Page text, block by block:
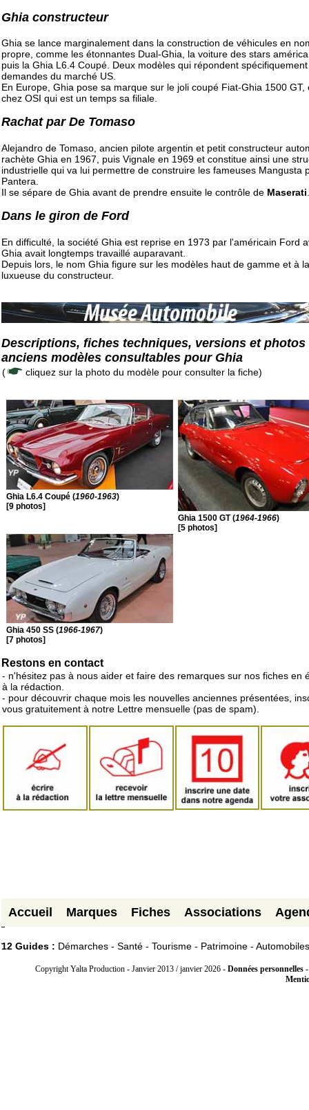
Ghia constructeur
Ghia se lance marginalement dans la construction de véhicules en
propre, comme les étonnantes Dual-Ghia, la voiture des stars
puis la Ghia L6.4 Coupé. Deux modèles qui répondent
demandes du marché US.
En Europe, Ghia pose sa marque sur le joli coupé Fiat-Ghia 1500 GT,
chez OSI qui est un temps sa filiale.
Rachat par De Tomaso
Alejandro de Tomaso, ancien pilote argentin et petit constructeur
rachète Ghia en 1967, puis Vignale en 1969 et constitue ainsi une
industrielle qui va lui permettre de construire les fameuses Mangusta
Pantera.
Il se sépare de Ghia avant de prendre ensuite le contrôle de Maserati
Dans le giron de Ford
En difficulté, la société Ghia est reprise en 1973 par l'américain Ford
Ghia avait longtemps travaillé auparavant.
Depuis lors, le nom Ghia figure sur les modèles haut de gamme et à
luxueuse du constructeur.
Descriptions, fiches techniques, versions et photos
anciens modèles consultables pour Ghia
( cliquez sur la photo du modèle pour consulter la fiche)
Ghia L6.4 Coupé (1960-1963)
[9 photos]
Ghia 1500 GT (1964-1966)
[5 photos]
Ghia 450 SS (1966-1967)
[7 photos]
Restons en contact
- n'hésitez pas à nous aider et faire des remarques sur nos fiches en
à la rédaction.
- pour découvrir chaque mois les nouvelles anciennes présentées,
vous gratuitement à notre Lettre mensuelle (pas de spam).
Accueil Marques Fiches Associations
12 Guides : Démarches - Santé - Tourisme - Patrimoine - Automobiles
Copyright Yalta Production - Janvier 2013 / janvier 2026 - Données personnelles